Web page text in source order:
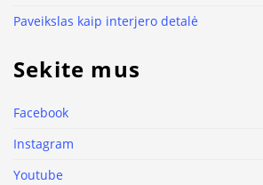
Paveikslas kaip interjero detalė
Sekite mus
Facebook
Instagram
Youtube